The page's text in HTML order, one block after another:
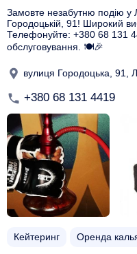
Замовте незабутню подію у
Городоцькій, 91! Широкий
Телефонуйте: +380 68 131
обслуговування. 🍽️🎉
вулиця Городоцька, 91,
+380 68 131 4419
Кейтеринг Оренда